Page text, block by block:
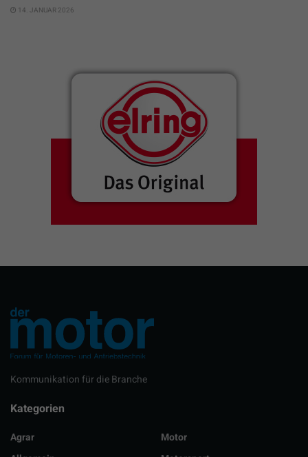
14. JANUAR 2026
Kommunikation für die Branche
Kategorien
Agrar
Motor